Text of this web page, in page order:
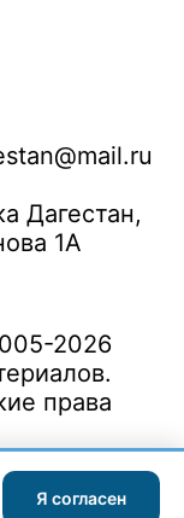
Дагестан,
1А
2026
права
Я согласен